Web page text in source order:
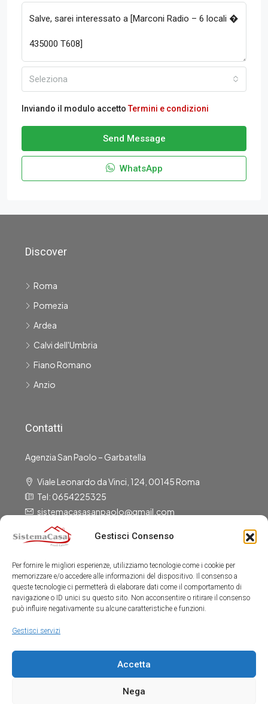
Gestisci Consenso
Per fornire le migliori esperienze, utilizziamo tecnologie come i cookie per
memorizzare e/o accedere alle informazioni del dispositivo. Il consenso a
queste tecnologie ci permetterà di elaborare dati come il comportamento di
navigazione o ID unici su questo sito. Non acconsentire o ritirare il consenso
può influire negativamente su alcune caratteristiche e funzioni.
Gestisci servizi
Accetta
Nega
Seleziona
Inviando il modulo accettoTermini e condizioni
Send Message
WhatsApp
Discover
Roma
Pomezia
Ardea
Calvi dell'Umbria
Fiano Romano
Anzio
Contatti
Agenzia San Paolo – Garbatella
Viale Leonardo da Vinci, 124, 00145 Roma
Tel: 0654225325
sistemacasasanpaolo@gmail.com
P.Iva : IT12602041001
Gli Uffici Sono Aperti
Dal Lunedì al Venerdì:
9:00-13:00